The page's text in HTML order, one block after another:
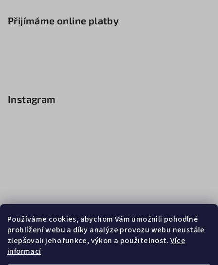
Používáme cookies, abychom Vám umožnili pohodlné
prohlížení webu a díky analýze provozu webu neustále
zlepšovali jeho funkce, výkon a použitelnost.Více
informací
Přijímáme online platby
Instagram